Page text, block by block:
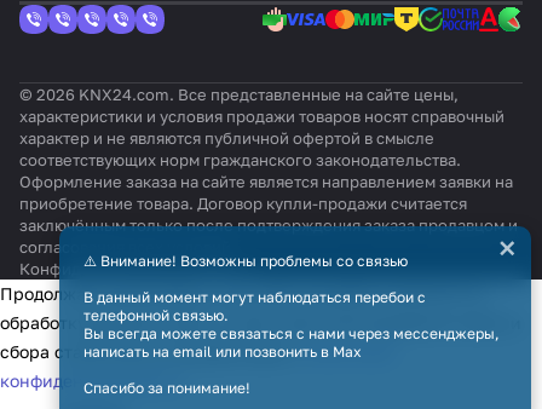
© 2026 KNX24.com. Все представленные на сайте цены,
характеристики и условия продажи товаров носят справочный
характер и не являются публичной офертой в смысле
соответствующих норм гражданского законодательства.
Оформление заказа на сайте является направлением заявки на
приобретение товара. Договор купли-продажи считается
заключённым только после подтверждения заказа продавцом и
согласования всех условий.
КонфиденциальностьОферта
⚠️ Внимание! Возможны проблемы со связью
В данный момент могут наблюдаться перебои с
телефонной связью.
Вы всегда можете связаться с нами через мессенджеры,
написать на email или позвонить в Max
Спасибо за понимание!
×
Продолжая использовать наш сайт, вы даёте согласие на
обработку файлов cookie в целях функционирования сайта и
сбора статистики в соответствии сполитикой
конфиденциальности